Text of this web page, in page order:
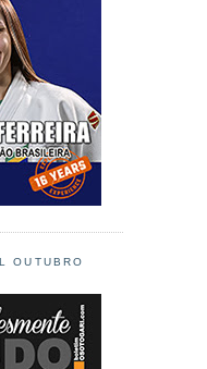
OUTUBRO